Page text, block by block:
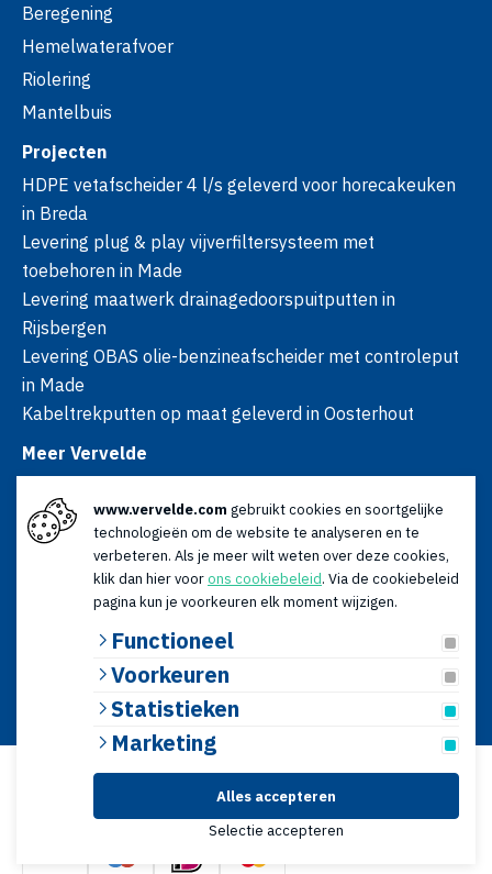
Beregening
Hemelwaterafvoer
Riolering
Mantelbuis
Projecten
HDPE vetafscheider 4 l/s geleverd voor horecakeuken
in Breda
Levering plug & play vijverfiltersysteem met
toebehoren in Made
Levering maatwerk drainagedoorspuitputten in
Rijsbergen
Levering OBAS olie-benzineafscheider met controleput
in Made
Kabeltrekputten op maat geleverd in Oosterhout
Meer Vervelde
Nieuws
Advies
Openingstijden
Ma t/m vr: 08:00 - 17:00
Za: 09:00 - 12:30
© 2026 Vervelde | KvK: 18120179 | BTW: NL009066196B01 |
Algemene voorwaarden|Privacyverklaring
Website doorLined
Veilig online betalen
www.vervelde.com gebruikt cookies en soortgelijke
technologieën om de website te analyseren en te
verbeteren. Als je meer wilt weten over deze cookies,
klik dan hier voorons cookiebeleid. Via de cookiebeleid
pagina kun je voorkeuren elk moment wijzigen.
Functioneel
Voorkeuren
Statistieken
Marketing
Selectie accepteren
Alles accepteren